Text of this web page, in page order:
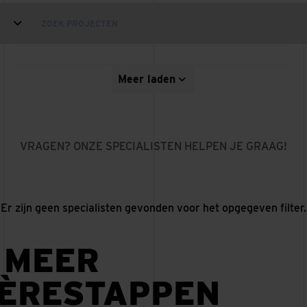
Meer laden
VRAGEN? ONZE SPECIALISTEN HELPEN JE GRAAG!
Er zijn geen specialisten gevonden voor het opgegeven filter.